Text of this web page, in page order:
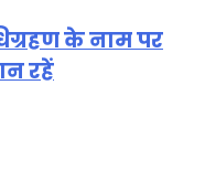
के नाम पर
रहें